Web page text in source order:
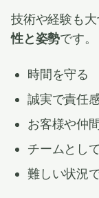
技術や経験も
性と姿勢です。
時間を守る
誠実で責任
お客様や仲
チームとし
難しい状況